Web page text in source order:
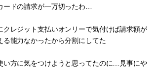
ードの請求が一万切ったわ…
クレジット支払いオンリーで気付けば請求額が
る能力なかったから分割にしてた
い方に気をつけようと思ってたのに…見事にや